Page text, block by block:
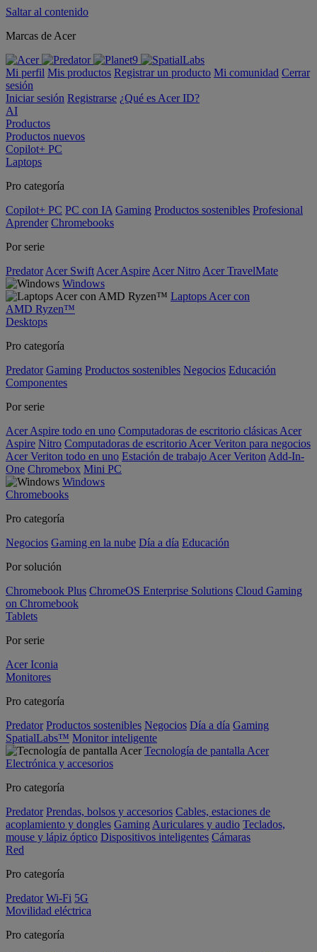
Saltar al contenido
Marcas de Acer
Mi perfil Mis productos Registrar un producto Mi comunidad Cerrar
sesión
Iniciar sesión Registrarse ¿Qué es Acer ID?
AI
Productos
Productos nuevos
Copilot+ PC
Laptops
Pro categoría
Copilot+ PC PC con IA Gaming Productos sostenibles Profesional
Aprender Chromebooks
Por serie
Predator Acer Swift Acer Aspire Acer Nitro Acer TravelMate
Windows
Laptops Acer con
AMD Ryzen™
Desktops
Pro categoría
Predator Gaming Productos sostenibles Negocios Educación
Componentes
Por serie
Acer Aspire todo en uno Computadoras de escritorio clásicas Acer
Aspire Nitro Computadoras de escritorio Acer Veriton para negocios
Acer Veriton todo en uno Estación de trabajo Acer Veriton Add-In-
One Chromebox Mini PC
Windows
Chromebooks
Pro categoría
Negocios Gaming en la nube Día a día Educación
Por solución
Chromebook Plus ChromeOS Enterprise Solutions Cloud Gaming
on Chromebook
Tablets
Por serie
Acer Iconia
Monitores
Pro categoría
Predator Productos sostenibles Negocios Día a día Gaming
SpatialLabs™ Monitor inteligente
Tecnología de pantalla Acer
Electrónica y accesorios
Pro categoría
Predator Prendas, bolsos y accesorios Cables, estaciones de
acoplamiento y dongles Gaming Auriculares y audio Teclados,
mouse y lápiz óptico Dispositivos inteligentes Cámaras
Red
Pro categoría
Predator Wi-Fi 5G
Movilidad eléctrica
Pro categoría